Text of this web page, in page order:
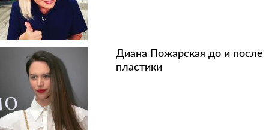
Диана Пожарская до и после
пластики